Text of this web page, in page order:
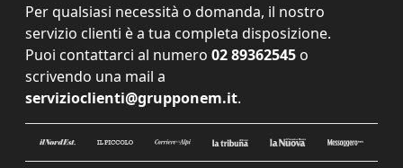
Per qualsiasi necessità o domanda, il nostro
servizio clienti è a tua completa disposizione.
Puoi contattarci al numero 02 89362545 o
scrivendo una mail a
servizioclienti@grupponem.it.